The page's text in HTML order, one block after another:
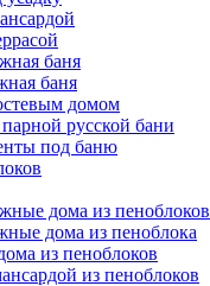
баня
баня
домом
русской бани
под баню
дома из пеноблоков
дома из пеноблока
из пеноблоков
из пеноблоков